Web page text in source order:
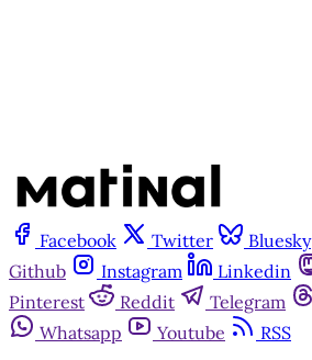
Facebook Twitter Bluesky
Github
Instagram Linkedin
Pinterest
Reddit Telegram
Whatsapp
Youtube
RSS